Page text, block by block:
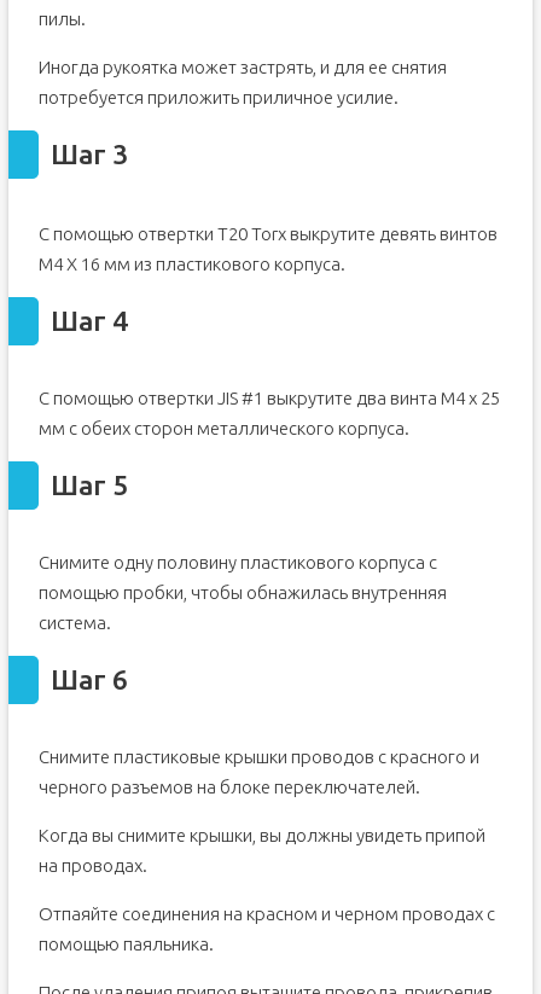
пилы.
Иногда рукоятка может застрять, и для ее снятия
потребуется приложить приличное усилие.
Шаг 3
С помощью отвертки T20 Torx выкрутите девять винтов
M4 X 16 мм из пластикового корпуса.
Шаг 4
С помощью отвертки JIS #1 выкрутите два винта M4 x 25
мм с обеих сторон металлического корпуса.
Шаг 5
Снимите одну половину пластикового корпуса с
помощью пробки, чтобы обнажилась внутренняя
система.
Шаг 6
Снимите пластиковые крышки проводов с красного и
черного разъемов на блоке переключателей.
Когда вы снимите крышки, вы должны увидеть припой
на проводах.
Отпаяйте соединения на красном и черном проводах с
помощью паяльника.